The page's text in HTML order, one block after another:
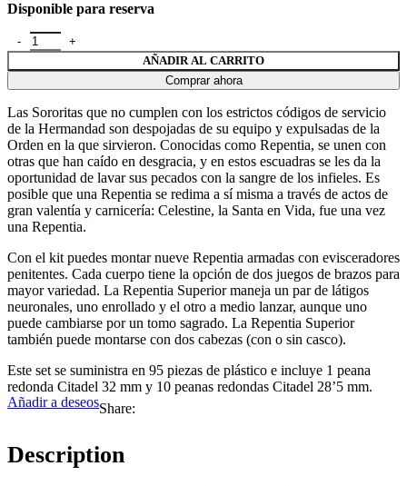
original
era:
50,00 €.
es:
40,00 €.
Disponible para reserva
Escuadra de arrepentidas cantidad
AÑADIR AL CARRITO
Comprar ahora
Las Sororitas que no cumplen con los estrictos códigos de servicio
de la Hermandad son despojadas de su equipo y expulsadas de la
Orden en la que sirvieron. Conocidas como Repentia, se unen con
otras que han caído en desgracia, y en estos escuadras se les da la
oportunidad de lavar sus pecados con la sangre de los infieles. Es
posible que una Repentia se redima a sí misma a través de actos de
gran valentía y carnicería: Celestine, la Santa en Vida, fue una vez
una Repentia.
Con el kit puedes montar nueve Repentia armadas con evisceradores
penitentes. Cada cuerpo tiene la opción de dos juegos de brazos para
mayor variedad. La Repentia Superior maneja un par de látigos
neuronales, uno enrollado y el otro a medio lanzar, aunque uno
puede cambiarse por un tomo sagrado. La Repentia Superior
también puede montarse con dos cabezas (con o sin casco).
Este set se suministra en 95 piezas de plástico e incluye 1 peana
redonda Citadel 32 mm y 10 peanas redondas Citadel 28’5 mm.
Añadir a deseosShare:
Description